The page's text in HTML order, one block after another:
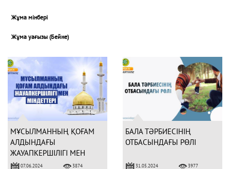
Жұма мінбері
Жұма уағызы (Бейне)
МҰСЫЛМАННЫҢ ҚОҒАМ
АЛДЫНДАҒЫ
ЖАУАПКЕРШІЛІГІ МЕН
МІНДЕТТЕРІ
07.06.2024 3874
БАЛА ТӘРБИЕСІНІҢ
ОТБАСЫНДАҒЫ РӨЛІ
31.05.2024 3977